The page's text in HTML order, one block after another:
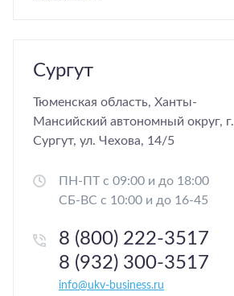
Сургут
Тюменская область, Ханты-
Мансийский автономный округ, г.
Сургут, ул. Чехова, 14/5
ПН-ПТ с 09:00 и до 18:00
СБ-ВС с 10:00 и до 16-45
8 (800) 222-3517
8 (932) 300-3517
info@ukv-business.ru